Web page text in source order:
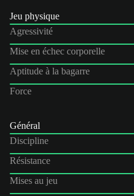
Jeu physique
Agressivité
Mise en échec corporelle
Aptitude à la bagarre
Force
Général
Discipline
Résistance
Mises au jeu